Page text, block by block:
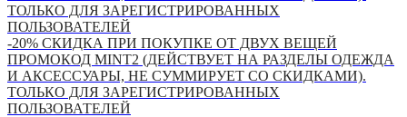
ТОЛЬКО ДЛЯ ЗАРЕГИСТРИРОВАННЫХ
ПОЛЬЗОВАТЕЛЕЙ
-20% СКИДКА ПРИ ПОКУПКЕ ОТ ДВУХ ВЕЩЕЙ
ПРОМОКОД MINT2 (ДЕЙСТВУЕТ НА РАЗДЕЛЫ ОДЕЖДА
И АКСЕССУАРЫ, НЕ СУММИРУЕТ СО СКИДКАМИ).
ТОЛЬКО ДЛЯ ЗАРЕГИСТРИРОВАННЫХ
ПОЛЬЗОВАТЕЛЕЙ